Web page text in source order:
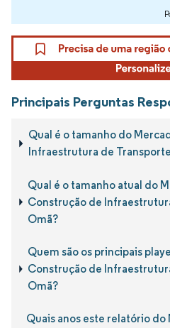
Principais Perguntas
Qual é o tamanho do
Infraestrutura de
Qual é o tamanho atual do
Construção de
Omã?
Quem são os principais
Construção de
Omã?
Quais anos este relatório do